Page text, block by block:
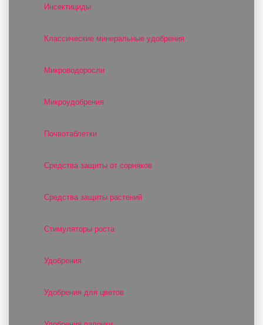
Инсектициды
Классические минеральные удобрения
Микроводоросли
Микроудобрения
Почвотаблетки
Средства защиты от сорняков
Средства защиты растений
Стимуляторы роста
Удобрения
Удобрения для цветов